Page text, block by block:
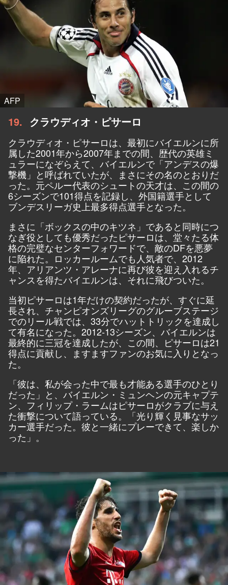
AFP
19 クラウディオ・ピサーロ
クラウディオ・ピサーロは、最初にバイエルンに所
属した2001年から2007年までの間、歴代の英雄ミ
ュラーになぞらえて、バイエルンで「アンデスの爆
撃機」と呼ばれていたが、まさにその名のとおりだ
った。元ペルー代表のシュートの天才は、この間の
6シーズンで101得点を記録し、外国籍選手として
ブンデスリーガ史上最多得点選手となった。
まさに「ボックスの中のキツネ」であると同時につ
なぎ役としても優秀だったピサーロは、堂々たる体
格の完璧なセンターフォワードで、敵のDFを悪夢
に陥れた。ロッカールームでも人気者で、2012
年、アリアンツ・アレーナに再び彼を迎え入れるチ
ャンスを得たバイエルンは、それに飛びついた。
当初ピサーロは1年だけの契約だったが、すぐに延
長され、チャンピオンズリーグのグルーブステージ
でのリール戦では、33分でハットトリックを達成し
て有名になった。2012-13シーズン、バイエルンは
最終的に三冠を達成したが、この間、ピサーロは21
得点に貢献し、ますますファンのお気に入りとなっ
た。
「彼は、私が会った中で最も才能ある選手のひとり
だった」と、バイエルン・ミュンヘンの元キャプテ
ン、フィリップ・ラームはピサーロがクラブに与え
た衝撃について語っている。「光り輝く見事なサッ
カー選手だった。彼と一緒にプレーできて、楽しか
った」。